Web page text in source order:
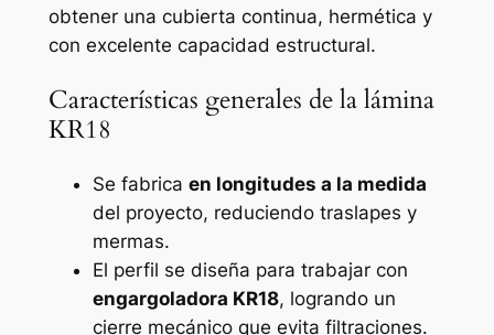
obtener una cubierta continua, hermética y
con excelente capacidad estructural.
Características generales de la lámina
KR18
Se fabrica en longitudes a la medida
del proyecto, reduciendo traslapes y
mermas.
El perfil se diseña para trabajar con
engargoladora KR18, logrando un
cierre mecánico que evita filtraciones.